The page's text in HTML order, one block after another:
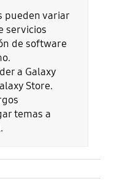
pueden variar
servicios
de software
a Galaxy
Store.
temas a